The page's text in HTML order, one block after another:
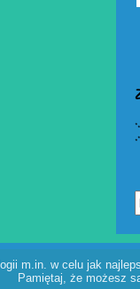
*
m.in. w celu jak
Pamiętaj, że możesz